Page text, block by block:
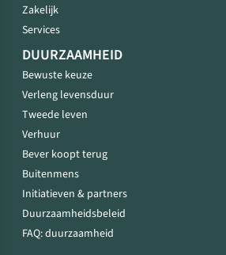
Zakelijk
Services
DUURZAAMHEID
Bewuste keuze
Verleng levensduur
Tweede leven
Verhuur
Bever koopt terug
Buitenmens
Initiatieven & partners
Duurzaamheidsbeleid
FAQ: duurzaamheid